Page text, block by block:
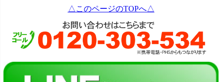
△このページのTOPへ△